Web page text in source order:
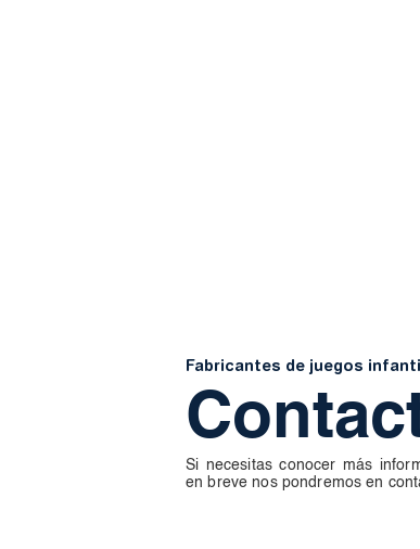
Fabricantes de juegos
Si necesitas conocer más
en breve nos pondremos en